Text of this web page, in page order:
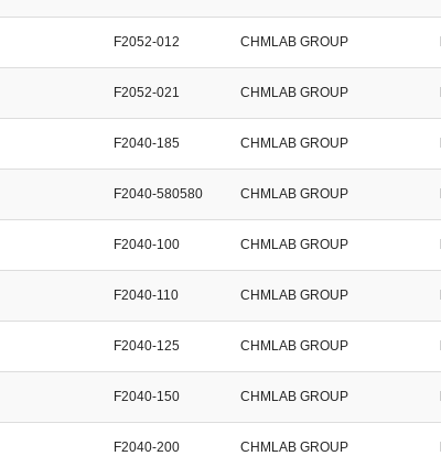
F2052-012 CHMLAB GROUP
F2052-021 CHMLAB GROUP
F2040-185 CHMLAB GROUP
F2040-580580 CHMLAB GROUP
F2040-100 CHMLAB GROUP
F2040-110 CHMLAB GROUP
F2040-125 CHMLAB GROUP
F2040-150 CHMLAB GROUP
F2040-200 CHMLAB GROUP